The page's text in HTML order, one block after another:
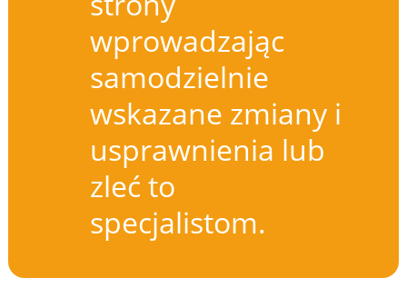
wprowadzając
samodzielnie
wskazane zmiany i
usprawnienia lub
zleć to
specjalistom.